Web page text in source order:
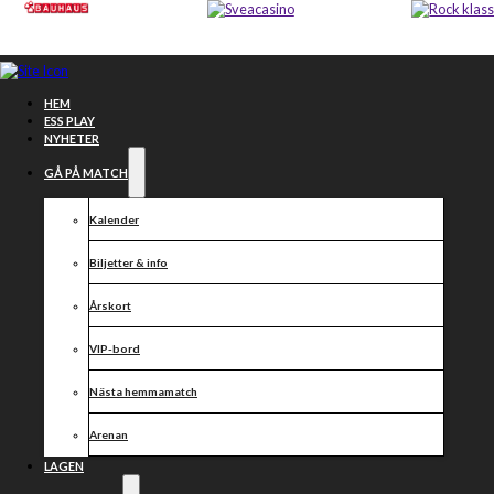
Hoppa till huvudinnehåll Hoppa till sidfot
HEM
ESS PLAY
NYHETER
GÅ PÅ MATCH
Kalender
Biljetter & info
Årskort
VIP-bord
Nästa hemmamatch
Arenan
LAGEN
Välkomna på
vinterspeedway